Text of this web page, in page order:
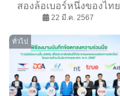
สองล้อเบอร์หนึ่งของไทย
พร้อมเปิดตัวไตเติ้ลสปอน
22 มี.ค. 2567
ทั่วไป